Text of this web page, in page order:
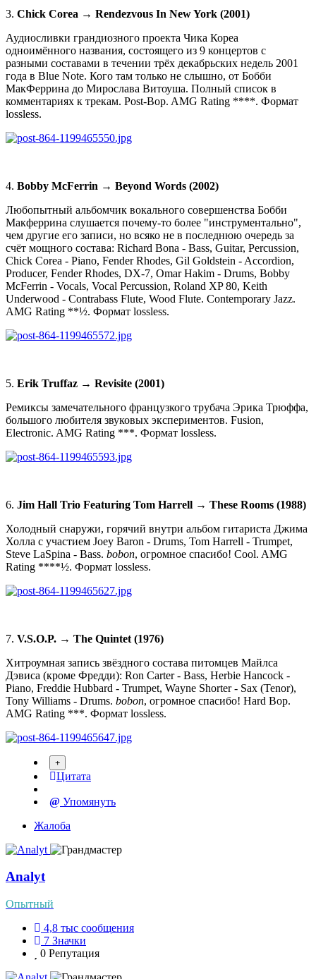
3. Chick Corea → Rendezvous In New York (2001)
Аудиосливки грандиозного проекта Чика Кореа
одноимённого названия, состоящего из 9 концертов c
разными составами в течении трёх декабрьских недель 2001
года в Blue Note. Кого там только не слышно, от Бобби
МакФеррина до Мирослава Витоуша. Полный список в
комментариях к трекам. Post-Bop. AMG Rating ****. Формат
lossless.
4. Bobby McFerrin → Beyond Words (2002)
Любопытный альбомчик вокального совершенства Бобби
Макферрина слушается почему-то более "инструментально",
чем другие его записи, но всяко не в последнюю очередь за
счёт мощного состава: Richard Bona - Bass, Guitar, Percussion,
Chick Corea - Piano, Fender Rhodes, Gil Goldstein - Accordion,
Producer, Fender Rhodes, DX-7, Omar Hakim - Drums, Bobby
McFerrin - Vocals, Vocal Percussion, Roland XP 80, Keith
Underwood - Contrabass Flute, Wood Flute. Contemporary Jazz.
AMG Rating **½. Формат lossless.
5. Erik Truffaz → Revisite (2001)
Ремиксы замечательного французкого трубача Эрика Трюффа,
большого любителя звуковых экспериментов. Fusion,
Electronic. AMG Rating ***. Формат lossless.
6. Jim Hall Trio Featuring Tom Harrell → These Rooms (1988)
Холодный снаружи, горячий внутри альбом гитариста Джима
Холла с участием Joey Baron - Drums, Tom Harrell - Trumpet,
Steve LaSpina - Bass. bobon, огромное спасибо! Cool. AMG
Rating ****½. Формат lossless.
7. V.S.O.P. → The Quintet (1976)
Хитроумная запись звёздного состава питомцев Майлса
Дэвиса (кроме Фредди): Ron Carter - Bass, Herbie Hancock -
Piano, Freddie Hubbard - Trumpet, Wayne Shorter - Sax (Tenor),
Tony Williams - Drums. bobon, огромное спасибо! Hard Bop.
AMG Rating ***. Формат lossless.
Цитата
Упомянуть
Жалоба
Analyt
Опытный
4,8 тыс сообщения
7 Значки
0 Репутация